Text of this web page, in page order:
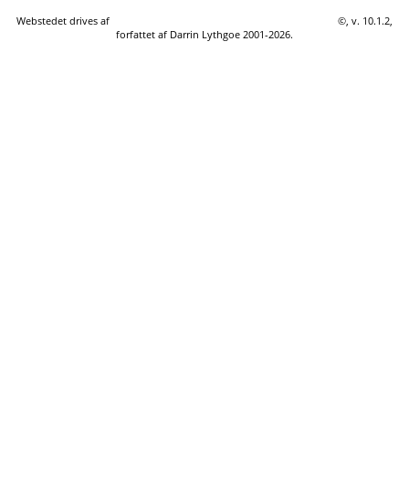
Webstedet drives af
©, v. 10.1.2,
forfattet af Darrin Lythgoe 2001-2026.